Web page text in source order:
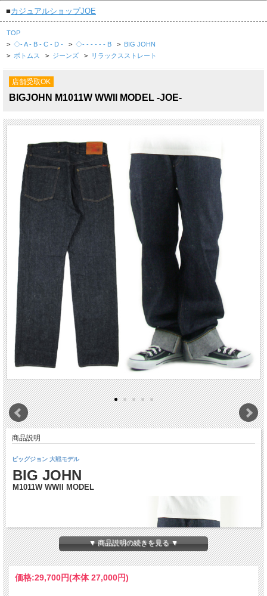
■カジュアルショップJOE
TOP
> ◇- A - B - C - D - > ◇- - - - - - B > BIG JOHN
> ボトムス > ジーンズ > リラックスストレート
店舗受取OK
BIGJOHN M1011W WWII MODEL -JOE-
商品説明
ビッグジョン 大戦モデル
BIG JOHN
M1011W WWII MODEL
▼ 商品説明の続きを見る ▼
価格:29,700円(本体 27,000円)